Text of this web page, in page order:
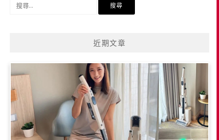
近期文章